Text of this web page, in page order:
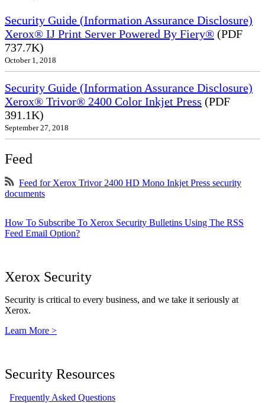
Security Guide (Information Assurance Disclosure)
Xerox® IJ Print Server Powered By Fiery® (PDF
737.7K)
October 1, 2018
Security Guide (Information Assurance Disclosure)
Xerox® Trivor® 2400 Color Inkjet Press (PDF
391.1K)
September 27, 2018
Feed
Feed for Xerox Trivor 2400 HD Mono Inkjet Press security
documents
How To Subscribe To Xerox Security Bulletins Using The RSS
Feed Email Option?
Xerox Security
Security is critical to every business, and we take it seriously at
Xerox.
Learn More >
Security Resources
Frequently Asked Questions